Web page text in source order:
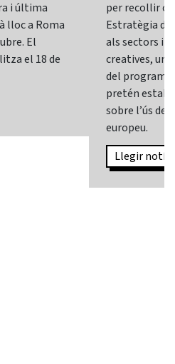
i última
lloc a Roma
El
el 18 de
per recollir
Estratègia
als sectors i
creatives,
del programa
pretén
sobre l’ús de
europeu.
Llegir